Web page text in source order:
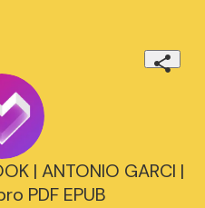
| ANTONIO GARCI |
PDF EPUB